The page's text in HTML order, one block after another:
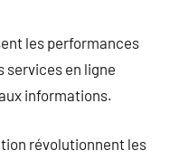
les performances
services en ligne
informations.
révolutionnent les